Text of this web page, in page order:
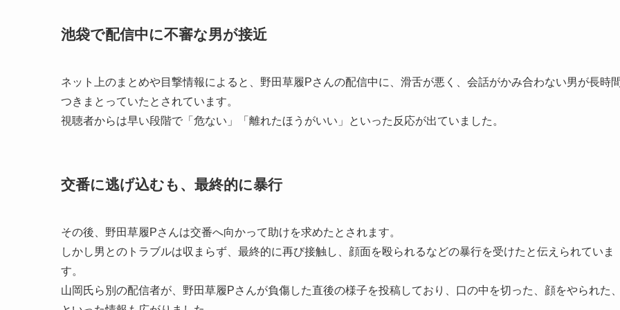
池袋で配信中に不審な男が接近
ネット上のまとめや目撃情報によると、野田草履Pさんの配信中に、滑舌が悪く、会話がかみ合わない男が長時
つきまとっていたとされています。
視聴者からは早い段階で「危ない」「離れたほうがいい」といった反応が出ていました。
交番に逃げ込むも、最終的に暴行
その後、野田草履Pさんは交番へ向かって助けを求めたとされます。
しかし男とのトラブルは収まらず、最終的に再び接触し、顔面を殴られるなどの暴行を受けたと伝えられていま
す。
山岡氏ら別の配信者が、野田草履Pさんが負傷した直後の様子を投稿しており、口の中を切った、顔をやられた